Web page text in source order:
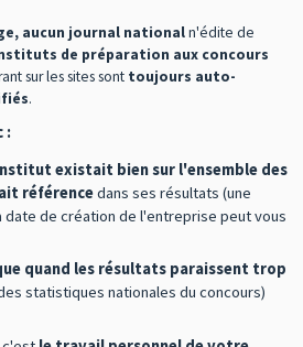
aucun journal nationaln'édite de
de préparation aux concours
sur les sites sont toujours auto-
.
:
existait bien sur l'ensemble des
référencedans ses résultats (une
date de création de l'entreprise peut vous
quand les résultats paraissent trop
statistiques nationales du concours)